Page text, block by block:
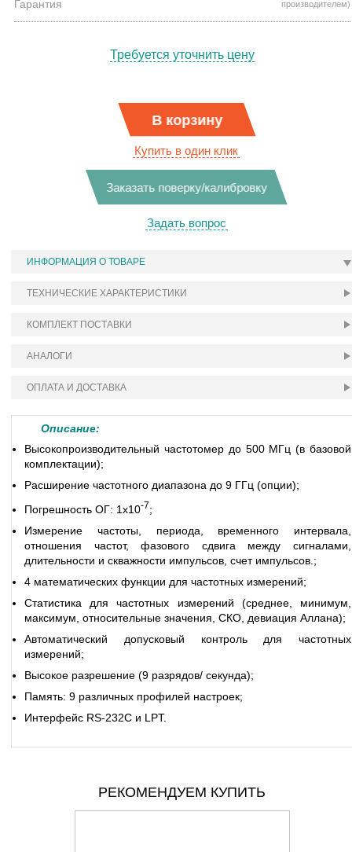
Гарантия
производителем)
Требуется уточнить цену
В корзину
Купить в один клик
Заказать поверку/калибровку
Задать вопрос
ИНФОРМАЦИЯ О ТОВАРЕ
ТЕХНИЧЕСКИЕ ХАРАКТЕРИСТИКИ
КОМПЛЕКТ ПОСТАВКИ
АНАЛОГИ
ОПЛАТА И ДОСТАВКА
Описание:
Высокопроизводительный частотомер до 500 МГц (в базовой
комплектации);
Расширение частотного диапазона до 9 ГГц (опции);
Погрешность ОГ: 1х10-7;
Измерение частоты, периода, временного интервала,
отношения частот, фазового сдвига между сигналами,
длительности и скважности импульсов, счет импульсов.;
4 математических функции для частотных измерений;
Статистика для частотных измерений (среднее, минимум,
максимум, относительные значения, СКО, девиация Аллана);
Автоматический допусковый контроль для частотных
измерений;
Высокое разрешение (9 разрядов/ секунда);
Память: 9 различных профилей настроек;
Интерфейс RS-232C и LPT.
РЕКОМЕНДУЕМ КУПИТЬ